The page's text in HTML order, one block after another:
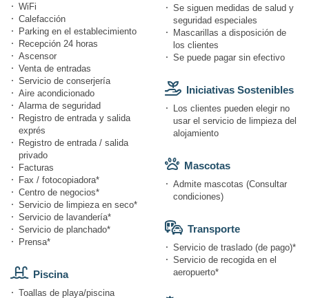
WiFi
Calefacción
Parking en el establecimiento
Recepción 24 horas
Ascensor
Venta de entradas
Servicio de conserjería
Aire acondicionado
Alarma de seguridad
Registro de entrada y salida
exprés
Registro de entrada / salida
privado
Facturas
Fax / fotocopiadora*
Centro de negocios*
Servicio de limpieza en seco*
Servicio de lavandería*
Servicio de planchado*
Prensa*
Piscina
Toallas de playa/piscina
Se siguen medidas de salud y
seguridad especiales
Mascarillas a disposición de
los clientes
Se puede pagar sin efectivo
Iniciativas Sostenibles
Los clientes pueden elegir no
usar el servicio de limpieza del
alojamiento
Mascotas
Admite mascotas (Consultar
condiciones)
Transporte
Servicio de traslado (de pago)*
Servicio de recogida en el
aeropuerto*